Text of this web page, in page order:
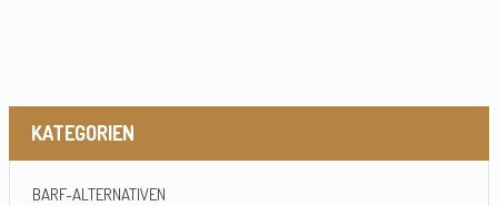
KATEGORIEN
BARF-ALTERNATIVEN